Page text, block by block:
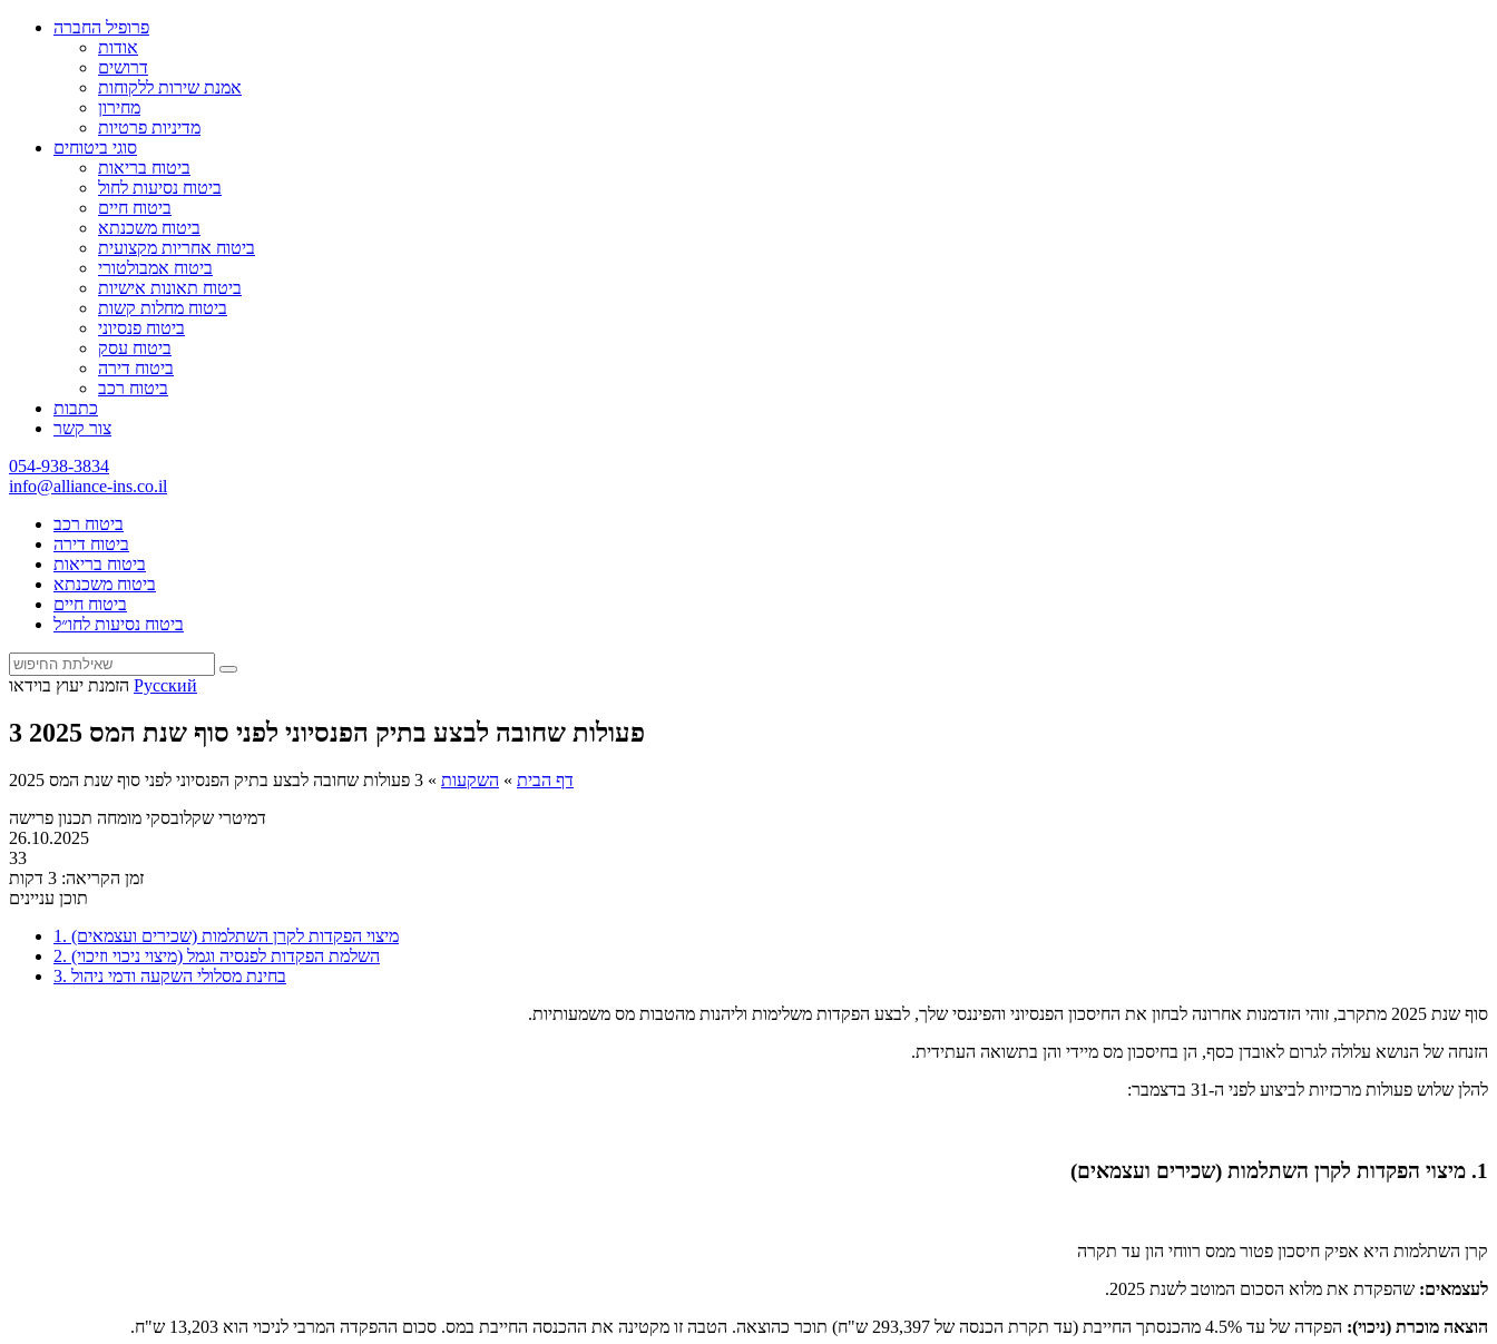
פרופיל החברה
אודות
דרושים
אמנת שירות ללקוחות
מחירון
מדיניות פרטיות
סוגי ביטוחים
ביטוח בריאות
ביטוח נסיעות לחול
ביטוח חיים
ביטוח משכנתא
ביטוח אחריות מקצועית
ביטוח אמבולטורי
ביטוח תאונות אישיות
ביטוח מחלות קשות
ביטוח פנסיוני
ביטוח עסק
ביטוח דירה
ביטוח רכב
כתבות
צור קשר
054-938-3834
info@alliance-ins.co.il
ביטוח רכב
ביטוח דירה
ביטוח בריאות
ביטוח משכנתא
ביטוח חיים
ביטוח נסיעות לחו״ל
הזמנת יעוץ בוידאו Русский
3 פעולות שחובה לבצע בתיק הפנסיוני לפני סוף שנת המס 2025
דף הבית » השקעות » 3 פעולות שחובה לבצע בתיק הפנסיוני לפני סוף שנת המס 2025
דמיטרי שקלובסקי מומחה תכנון פרישה
26.10.2025
33
זמן הקריאה: 3 דקות
תוכן עניינים
1. מיצוי הפקדות לקרן השתלמות (שכירים ועצמאים)
2. השלמת הפקדות לפנסיה וגמל (מיצוי ניכוי וזיכוי)
3. בחינת מסלולי השקעה ודמי ניהול
סוף שנת 2025 מתקרב, זוהי הזדמנות אחרונה לבחון את החיסכון הפנסיוני והפיננסי שלך, לבצע הפקדות משלימות וליהנות מהטבות מס משמעותיות.
הזנחה של הנושא עלולה לגרום לאובדן כסף, הן בחיסכון מס מיידי והן בתשואה העתידית.
להלן שלוש פעולות מרכזיות לביצוע לפני ה-31 בדצמבר:
1. מיצוי הפקדות לקרן השתלמות (שכירים ועצמאים)
קרן השתלמות היא אפיק חיסכון פטור ממס רווחי הון עד תקרה
לעצמאים: שהפקדת את מלוא הסכום המוטב לשנת 2025.
הוצאה מוכרת (ניכוי): הפקדה של עד 4.5% מהכנסתך החייבת (עד תקרת הכנסה של 293,397 ש"ח) תוכר כהוצאה. הטבה זו מקטינה את ההכנסה החייבת במס. סכום ההפקדה המרבי לניכוי הוא 13,203 ש"ח.